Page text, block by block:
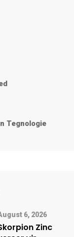
Tegnologie
6, 2026
Zinc